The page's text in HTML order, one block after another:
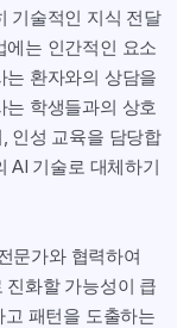
기술적인 지식 전달
에는 인간적인 요소
는 환자와의 상담을
는 학생들과의 상호
인성 교육을 담당합
AI 기술로 대체하기
문가와 협력하여
진화할 가능성이 큽
패턴을 도출하는